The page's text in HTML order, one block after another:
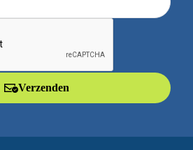
Verzenden